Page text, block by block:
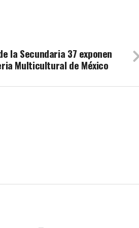
la Secundaria 37 exponen
Multicultural de México